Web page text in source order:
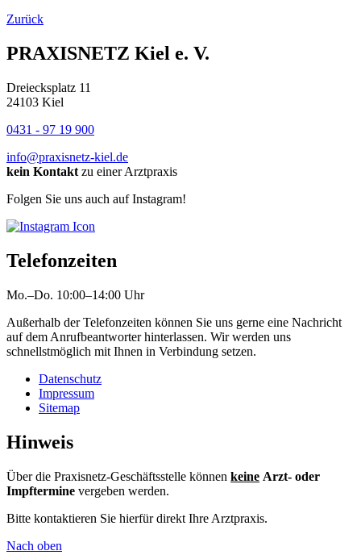
Zurück
PRAXISNETZ Kiel e. V.
Dreiecksplatz 11
24103 Kiel
0431 - 97 19 900
info@praxisnetz-kiel.de
kein Kontakt zu einer Arztpraxis
Folgen Sie uns auch auf Instagram!
Telefonzeiten
Mo.–Do. 10:00–14:00 Uhr
Außerhalb der Telefonzeiten können Sie uns gerne eine Nachricht
auf dem Anrufbeantworter hinterlassen. Wir werden uns
schnellstmöglich mit Ihnen in Verbindung setzen.
Datenschutz
Impressum
Sitemap
Hinweis
Über die Praxisnetz-Geschäftsstelle können keine Arzt- oder
Impftermine vergeben werden.
Bitte kontaktieren Sie hierfür direkt Ihre Arztpraxis.
Nach oben